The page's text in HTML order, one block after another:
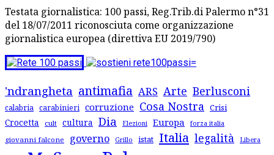
Testata giornalistica: 100 passi, Reg.Trib.di Palermo n°31
del 18/07/2011 riconosciuta come organizzazione
giornalistica europea (direttiva EU 2019/790)
'ndrangheta antimafia ARS Arte Berlusconi
calabria carabinieri corruzione Cosa Nostra Crisi
Crocetta cult cultura Dia Elezioni Europa
forza italia
giovanni falcone
governo Grillo istat Italia legalità Libera